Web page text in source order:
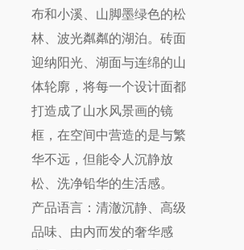
布和小溪、山脚墨绿色的松
林、波光粼粼的湖泊。砖面
迎纳阳光、湖面与连绵的山
体轮廓，将每一个设计面都
打造成了山水风景画的镜
框，在空间中营造的是与繁
华不远，但能令人沉静放
松、洗净铅华的生活感。
产品语言：清澈沉静、高级
品味、由内而发的奢华感